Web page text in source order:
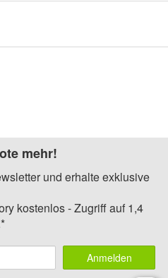
mehr!
und erhalte exklusive
kostenlos - Zugriff auf 1,4
Anmelden